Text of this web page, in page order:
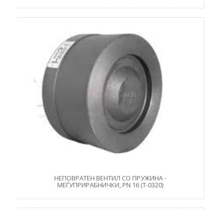
НЕПОВРАТЕН ВЕНТИЛ СО ПРУЖИНА -
МЕЃУПРИРАБНИЧКИ, PN 16 (Т-0320)